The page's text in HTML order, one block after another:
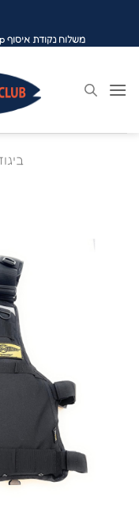
משלוח נקודת איסוף PickUp חינם ברכישה מעל 300 ש"ח באתר